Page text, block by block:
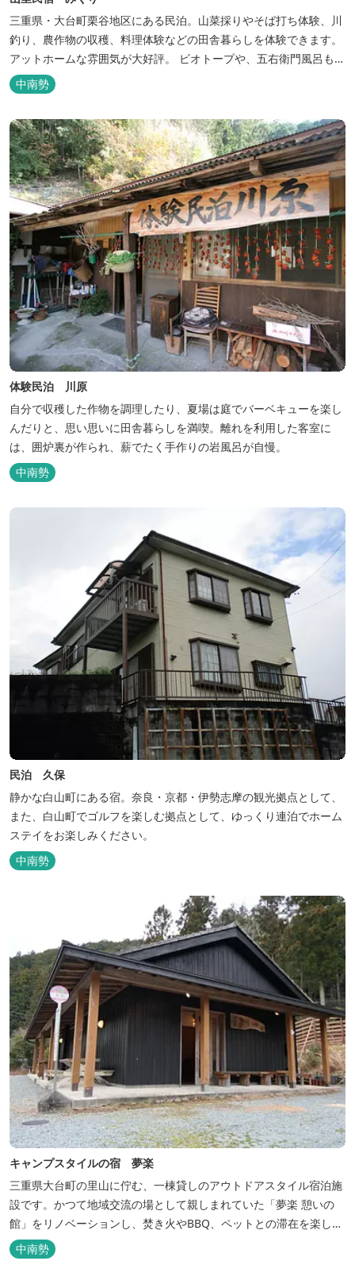
三重県・大台町栗谷地区にある民泊。山菜採りやそば打ち体験、川
釣り、農作物の収穫、料理体験などの田舎暮らしを体験できます。
アットホームな雰囲気が大好評。 ビオトープや、五右衛門風呂も楽
しめます。6月はホタル観賞が人気。 夜になると周囲は真っ暗。都
会には無い闇の中を飛び交うヒメホタル・ヘイケボタルを観賞した
り、星空を眺めたり・・・ 初夏の早朝には「アカショウビン」の美
しい声を聞く事ができた...
中南勢
体験民泊 川原
自分で収穫した作物を調理したり、夏場は庭でバーベキューを楽し
んだりと、思い思いに田舎暮らしを満喫。離れを利用した客室に
は、囲炉裏が作られ、薪でたく手作りの岩風呂が自慢。
中南勢
民泊 久保
静かな白山町にある宿。奈良・京都・伊勢志摩の観光拠点として、
また、白山町でゴルフを楽しむ拠点として、ゆっくり連泊でホーム
ステイをお楽しみください。
中南勢
キャンプスタイルの宿 夢楽
三重県大台町の里山に佇む、一棟貸しのアウトドアスタイル宿泊施
設です。かつて地域交流の場として親しまれていた「夢楽 憩いの
館」をリノベーションし、焚き火やBBQ、ペットとの滞在を楽しめ
る“キャンプ気分”の宿として生まれ変わりました。 【営業時間】 チ
ェックイン 15：00（早めのチェックインご希望は予約時に要相
中南勢